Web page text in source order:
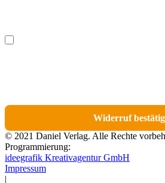
Ich möchte bestimmte Positionen für den
Widerruf
© 2021 Daniel Verlag. Alle Rechte
Programmierung:
ideegrafik Kreativagentur GmbH
Impressum
|